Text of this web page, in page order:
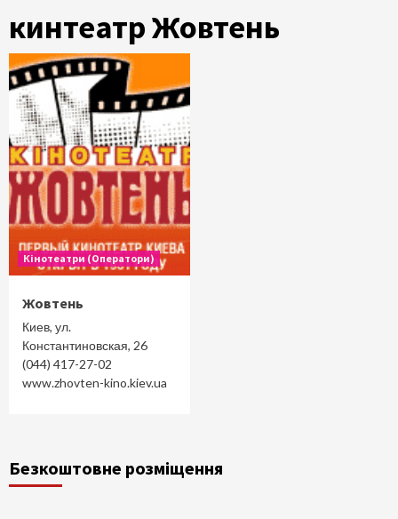
кинтеатр Жовтень
Кінотеатри (Оператори)
Жовтень
Киев, ул.
Константиновская, 26
(044) 417-27-02
www.zhovten-kino.kiev.ua
Безкоштовне розміщення